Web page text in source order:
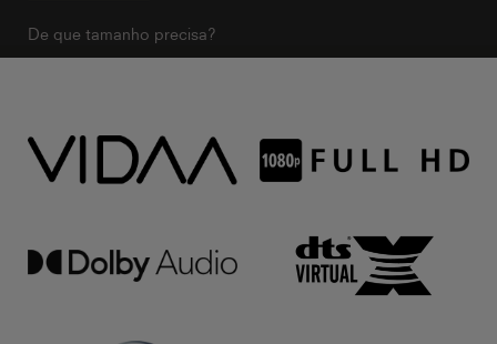
De que tamanho precisa?